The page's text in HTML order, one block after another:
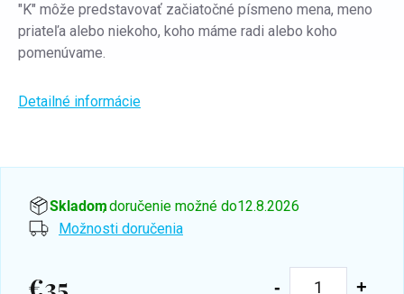
"K" môže predstavovať začiatočné písmeno mena, meno
priateľa alebo niekoho, koho máme radi alebo koho
pomenúvame.
Detailné informácie
Skladom, doručenie možné do12.8.2026
Možnosti doručenia